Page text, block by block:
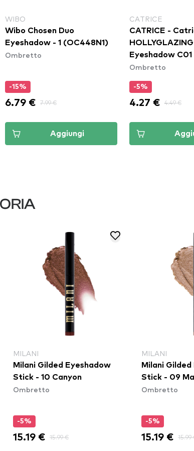
WIBO
Wibo Chosen Duo
Eyeshadow - 1 (OC448N1)
Ombretto
-15%
6.79 € 7.99 €
Aggiungi
CATRICE
CATRICE -
Eyeshadow C01
Ombretto
-5%
4.27 € 4.49 €
MILANI
Milani Gilded Eyeshadow
Stick - 10 Canyon
Ombretto
-5%
15.19 € 15.99 €
MILANI
Milani
Stick - 09
Ombretto
-5%
15.19 € 15.99